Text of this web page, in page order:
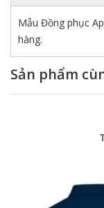
Mẫu Đồng phục
hàng.
Sản phẩm